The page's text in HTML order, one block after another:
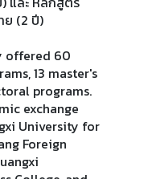
ย (2 ปี)
offered 60
13 master's
programs.
exchange
University for
Foreign